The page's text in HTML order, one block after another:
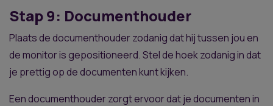
Stap 9: Documenthouder
Plaats de documenthouder zodanig dat hij tussen jou en
de monitor is gepositioneerd. Stel de hoek zodanig in dat
je prettig op de documenten kunt kijken.
Een documenthouder zorgt ervoor dat je documenten in